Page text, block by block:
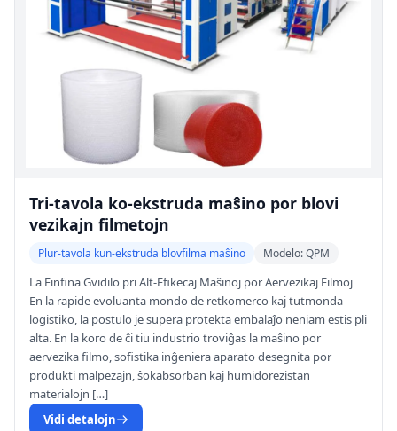
Tri-tavola ko-ekstruda maŝino por blovi
vezikajn filmetojn
Plur-tavola kun-ekstruda blovfilma maŝino Modelo: QPM
La Finfina Gvidilo pri Alt-Efikecaj Maŝinoj por Aervezikaj Filmoj
En la rapide evoluanta mondo de retkomerco kaj tutmonda
logistiko, la postulo je supera protekta embalaĵo neniam estis pli
alta. En la koro de ĉi tiu industrio troviĝas la maŝino por
aervezika filmo, sofistika inĝeniera aparato desegnita por
produkti malpezajn, ŝokabsorban kaj humidorezistan
materialojn […]
Vidi detalojn